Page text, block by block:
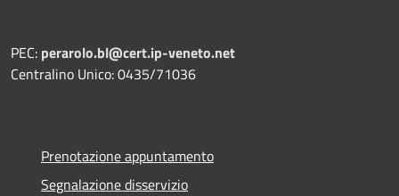
PEC: perarolo.bl@cert.ip-veneto.net
Centralino Unico: 0435/71036
Prenotazione appuntamento
Segnalazione disservizio